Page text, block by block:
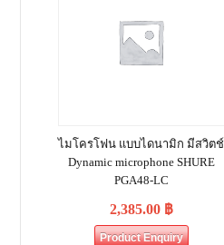
ไมโครโฟน แบบไดนามิก มีสวิตช์
Dynamic microphone SHURE
PGA48-LC
2,385.00 ฿
Product Enquiry